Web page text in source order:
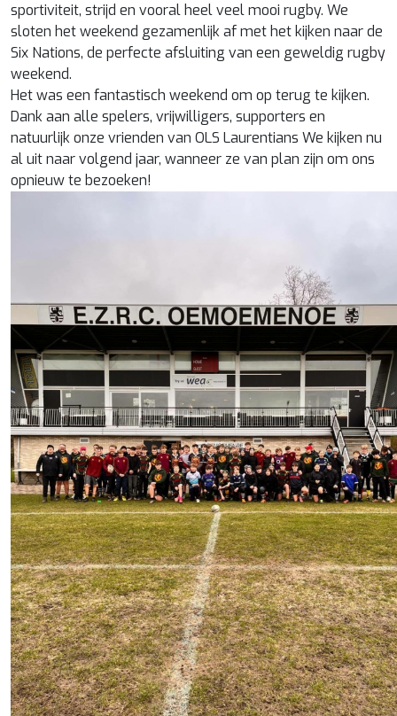
sportiviteit, strijd en vooral heel veel mooi rugby. We
sloten het weekend gezamenlijk af met het kijken naar de
Six Nations, de perfecte afsluiting van een geweldig rugby
weekend.
Het was een fantastisch weekend om op terug te kijken.
Dank aan alle spelers, vrijwilligers, supporters en
natuurlijk onze vrienden van OLS Laurentians We kijken nu
al uit naar volgend jaar, wanneer ze van plan zijn om ons
opnieuw te bezoeken!